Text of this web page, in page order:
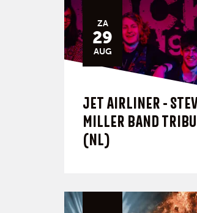
ZA
29
AUG
JET AIRLINER -
MILLER BAND
(NL)